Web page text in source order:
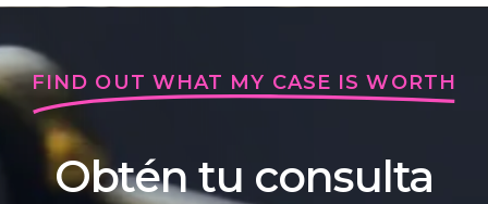
FIND OUT WHAT MY CASE IS WORTH
Obtén tu consulta